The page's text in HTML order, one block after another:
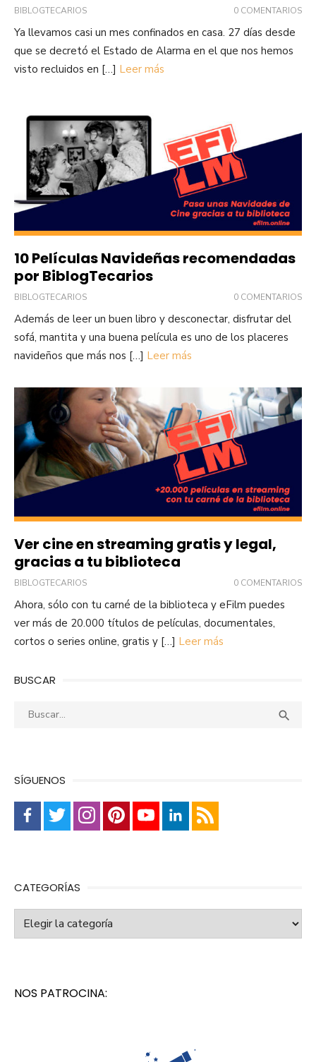
BIBLOGTECARIOS 0 COMENTARIOS
Ya llevamos casi un mes confinados en casa. 27 días desde
que se decretó el Estado de Alarma en el que nos hemos
visto recluidos en […] Leer más
10 Películas Navideñas recomendadas
por BiblogTecarios
BIBLOGTECARIOS 0 COMENTARIOS
Además de leer un buen libro y desconectar, disfrutar del
sofá, mantita y una buena película es uno de los placeres
navideños que más nos […] Leer más
Ver cine en streaming gratis y legal,
gracias a tu biblioteca
BIBLOGTECARIOS 0 COMENTARIOS
Ahora, sólo con tu carné de la biblioteca y eFilm puedes
ver más de 20.000 títulos de películas, documentales,
cortos o series online, gratis y […] Leer más
BUSCAR
Buscar: 
SÍGUENOS
CATEGORÍAS
Categorías
NOS PATROCINA: